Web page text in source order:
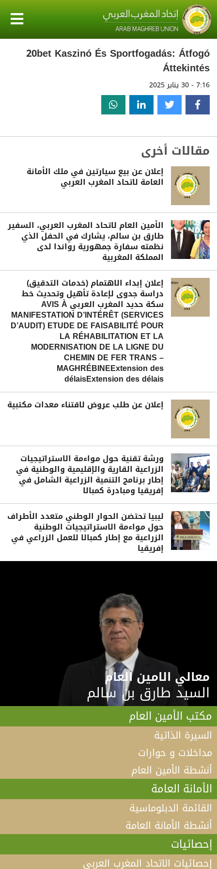
20bet Kaszinó És Sportfogadás: Átfogó
Áttekintés
7:16 - 30 يناير 2025
مقالات أخرى
إعلان عن بيع سيارتين في ملك الأمانة
العامة لاتحاد المغرب العربي
الأمين العام لاتحاد المغرب العربي، السفير
طارق بن سالم، يشارك في الحفل الذي
نظمته سفارة جمهورية رواندا لدى
المملكة المغربية
إعلان إبداء الاهتمام (خدمات التدقيق)
دراسة جدوى لإعادة تأهيل وتحديث خط
سكة حديد المغرب العربي AVIS À
MANIFESTATION D’INTÉRÊT (SERVICES
D’AUDIT) ETUDE DE FAISABILITÉ POUR
LA RÉHABILITATION ET LA
MODERNISATION DE LA LIGNE DU
CHEMIN DE FER TRANS –
MAGHRÉBINEExtension des
délaisExtension des délais
إعلان عن طلب عروض لاقتناء معدات مكتبية
ورشة تقنية حول مواءمة الاستراتيجيات
الزراعية القارية والإقليمية والوطنية في
إطار برنامج التنمية الزراعية الشامل في
إفريقيا ومبادرة كمبالا
ليبيا تحتضن الحوار الوطني متعدد الأطراف
حول مواءمة الاستراتيجيات الوطنية
الزراعية مع إطار كمبالا للعمل الزراعي في
إفريقيا
معالي الامين العام
السيد طارق بن سالم
مكتب الأمين العام
السيرة الذاتية
مداخلات و حوارات
أنشطة الأمين العام
الأمانة العامة
القائمة الدبلوماسية
أنشطة الأمانة العامة
إحصائيات
إحصائيات الاتحاد المغرب العربي